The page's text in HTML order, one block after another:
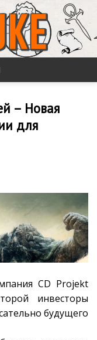
– Новая
для
CD Projekt
инвесторы
будущего